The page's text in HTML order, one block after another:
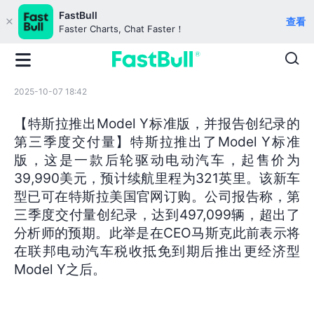
FastBull
Faster Charts, Chat Faster！
查看
2025-10-07 18:42
【特斯拉推出Model Y标准版，并报告创纪录的
第三季度交付量】特斯拉推出了Model Y标准
版，这是一款后轮驱动电动汽车，起售价为
39,990美元，预计续航里程为321英里。该新车
型已可在特斯拉美国官网订购。公司报告称，第
三季度交付量创纪录，达到497,099辆，超出了
分析师的预期。此举是在CEO马斯克此前表示将
在联邦电动汽车税收抵免到期后推出更经济型
Model Y之后。